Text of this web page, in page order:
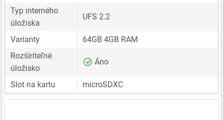
Typ interného
úložiska
UFS 2.2
Varianty
64GB 4GB RAM
Rozšíriteľné
úložisko
Áno
Slot na kartu microSDXC